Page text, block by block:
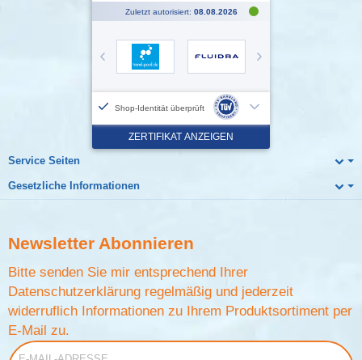
Service Seiten
Gesetzliche Informationen
Newsletter Abonnieren
Bitte senden Sie mir entsprechend Ihrer
Datenschutzerklärung regelmäßig und jederzeit
widerruflich Informationen zu Ihrem Produktsortiment per
E-Mail zu.
E-Mail-Adresse